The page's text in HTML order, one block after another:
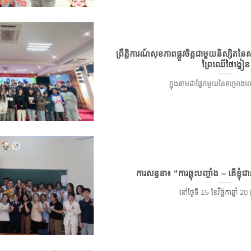
ព្រឹត្តិការណ៍សុខភាពផ្លូវចិត្តជាមួយនិស្សិត
ព្រៃឈើថៃង្វៀន
ក្នុងនាមជាផ្នែកមួយនៃគម្រោង
ការសន្ទនា៖ “ការឆ្លុះបញ្ចាំង – តើខ្ញុំ
នៅថ្ងៃទី 15 ខែវិច្ឆិកាឆ្នាំ